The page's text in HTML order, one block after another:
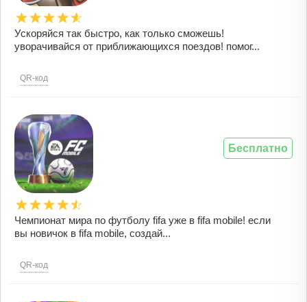
Ускоряйся так быстро, как только сможешь!
уворачивайся от приближающихся поездов! помог...
QR-код
Чемпионат мира по футболу fifa уже в fifa mobile! если
вы новичок в fifa mobile, создай...
QR-код
Бесплатно